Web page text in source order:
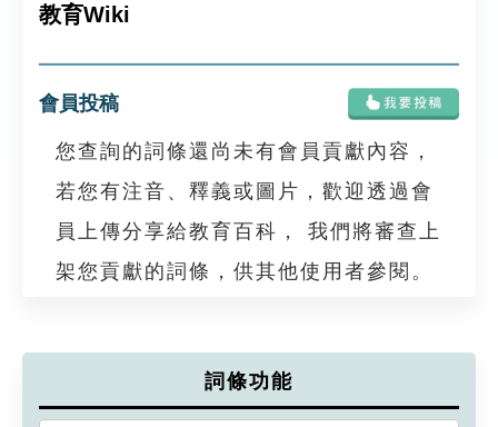
教育Wiki
會員投稿
您查詢的詞條還尚未有會員貢獻內容，
若您有注音、釋義或圖片，歡迎透過會
員上傳分享給教育百科， 我們將審查上
架您貢獻的詞條，供其他使用者參閱。
詞條功能